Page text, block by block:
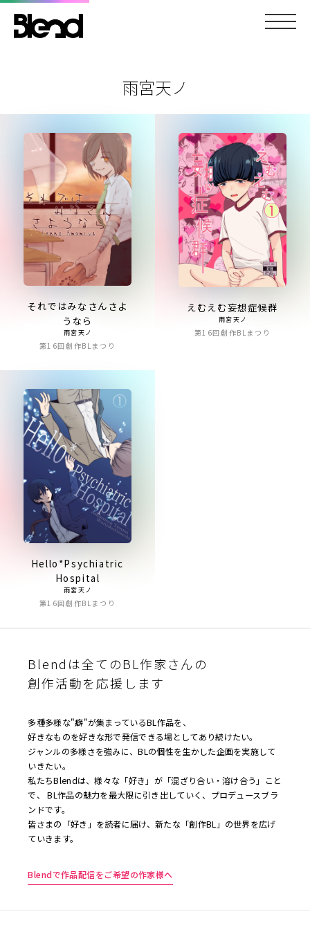
雨宮天ノ
それではみなさんさよ
うなら
雨宮天ノ
第16回創作BLまつり
えむえむ妄想症候群
雨宮天ノ
第16回創作BLまつり
Hello*Psychiatric
Hospital
雨宮天ノ
第16回創作BLまつり
Blendは全てのBL作家さんの
創作活動を応援します
多種多様な"癖"が集まっているBL作品を、
好きなものを好きな形で発信できる場としてあり続けたい。
ジャンルの多様さを強みに、BLの個性を生かした企画を実施して
いきたい。
私たちBlendは、様々な「好き」が「混ざり合い・溶け合う」こと
で、 BL作品の魅力を最大限に引き出していく、プロデュースブラ
ンドです。
皆さまの「好き」を読者に届け、新たな「創作BL」の世界を広げ
ていきます。
Blendで作品配信をご希望の作家様へ